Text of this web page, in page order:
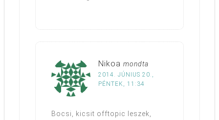
Nikoa mondta
2014. JÚNIUS 20.,
PÉNTEK, 11:34
Bocsi, kicsit offtopic leszek,